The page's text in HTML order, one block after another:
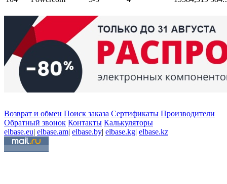
Возврат и обмен Поиск заказа Сертификаты Производители
Обратный звонок Контакты Калькуляторы
elbase.eu| elbase.am| elbase.by| elbase.kg| elbase.kz